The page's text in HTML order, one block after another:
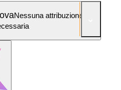
Nessuna attribuzione